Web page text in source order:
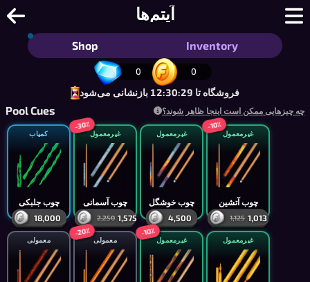
آیتم‌ها
Shop Inventory
0 0
فروشگاه تا 12:30:29 بازنشانی می‌شود
Pool Cues چه چیزهایی ممکن است اینجا ظاهر شوند؟
کمیاب
چوب جلبکی
18,000
غیرمعمول
چوب آسمانی
2,250 1,575
-30٪
غیرمعمول
چوب خوشگل
4,500
غیرمعمول
چوب آتشین
1,125 1,013
-10٪
معمولی معمولی
-20٪
غیرمعمول
-10٪
غیرمعمول